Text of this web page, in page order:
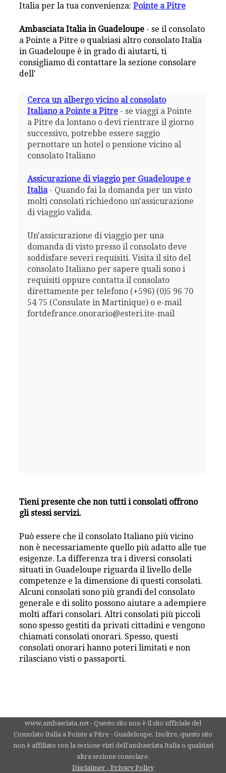
Italia per la tua convenienza:Pointe a Pitre
Ambasciata Italia in Guadeloupe - se il consolato
a Pointe a Pitre o qualsiasi altro consolato Italia
in Guadeloupe è in grado di aiutarti, ti
consigliamo di contattare la sezione consolare
dell'
Cerca un albergo vicino al consolato
Italiano a Pointe a Pitre- se viaggi a Pointe
a Pitre da lontano o devi rientrare il giorno
successivo, potrebbe essere saggio
pernottare un hotel o pensione vicino al
consolato Italiano
Assicurazione di viaggio per Guadeloupe e
Italia- Quando fai la domanda per un visto
molti consolati richiedono un'assicurazione
di viaggio valida.
Un'assicurazione di viaggio per una
domanda di visto presso il consolato deve
soddisfare severi requisiti. Visita il sito del
consolato Italiano per sapere quali sono i
requisiti oppure contatta il consolato
direttamente per telefono (+596) (0)5 96 70
54 75 (Consulate in Martinique) o e-mail
fortdefrance.onorario@esteri.ite-mail
Tieni presente che non tutti i consolati offrono
gli stessi servizi.
Può essere che il consolato Italiano più vicino
non è necessariamente quello più adatto alle tue
esigenze. La differenza tra i diversi consolati
situati in Guadeloupe riguarda il livello delle
competenze e la dimensione di questi consolati.
Alcuni consolati sono più grandi del consolato
generale e di solito possono aiutare a adempiere
molti affari consolari. Altri consolati più piccoli
sono spesso gestiti da privati cittadini e vengono
chiamati consolati onorari. Spesso, questi
consolati onorari hanno poteri limitati e non
rilasciano visti o passaporti.
www.ambasciata.net - Questo sito non è il sito ufficiale del
Consolato Italia a Pointe a Pitre - Guadeloupe. Inoltre, questo sito
non è affiliato con la sezione visti dell'ambasciata Italia o qualsiasi
altra sezione consolare.
Disclaimer - Privacy Policy